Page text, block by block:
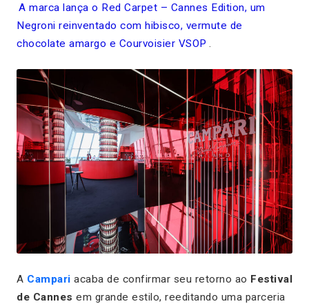
A marca lança o Red Carpet – Cannes Edition, um
Negroni reinventado com hibisco, vermute de
chocolate amargo e Courvoisier VSOP .
A Campari acaba de confirmar seu retorno ao Festival
de Cannes em grande estilo, reeditando uma parceria